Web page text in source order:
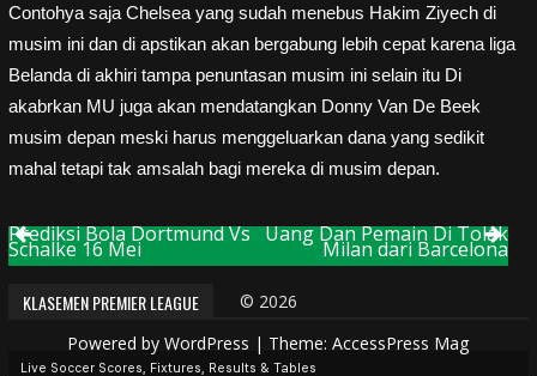
Contohya saja Chelsea yang sudah menebus Hakim Ziyech di
musim ini dan di apstikan akan bergabung lebih cepat karena liga
Belanda di akhiri tampa penuntasan musim ini selain itu Di
akabrkan MU juga akan mendatangkan Donny Van De Beek
musim depan meski harus menggeluarkan dana yang sedikit
mahal tetapi tak amsalah bagi mereka di musim depan.
Post
navigation
Prediksi Bola Dortmund Vs
Schalke 16 Mei
Uang Dan Pemain Di Tolak
Milan dari Barcelona
KLASEMEN PREMIER LEAGUE
© 2026
Powered byWordPress | Theme:AccessPress Mag